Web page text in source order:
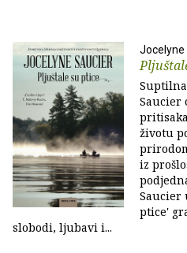
Jocelyne
Saucier
životu
iz
Saucier
ptice'
slobodi, ljubavi i...